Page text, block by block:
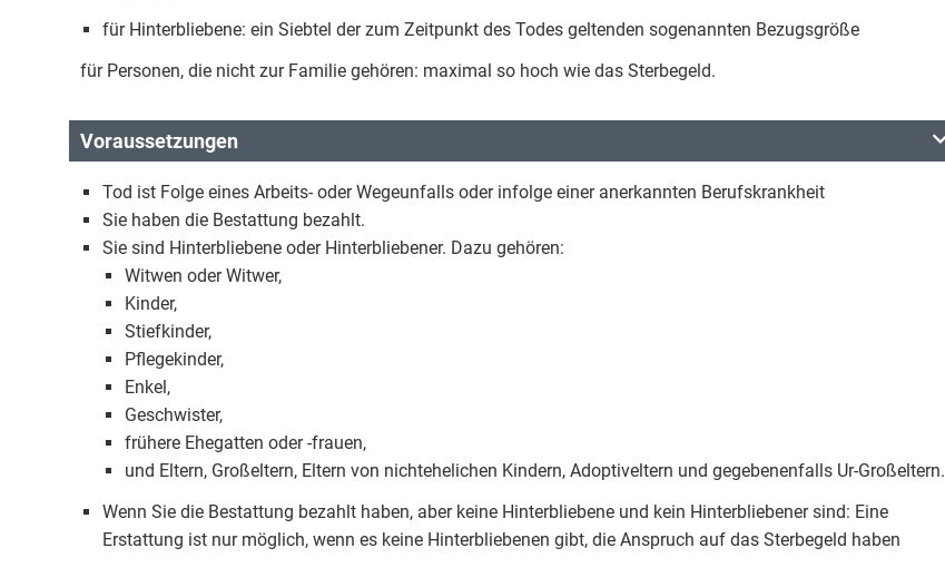
für Hinterbliebene: ein Siebtel der zum Zeitpunkt des Todes geltenden sogenannten Bezugsgröße
für Personen, die nicht zur Familie gehören: maximal so hoch wie das Sterbegeld.
Voraussetzungen
Tod ist Folge eines Arbeits- oder Wegeunfalls oder infolge einer anerkannten Berufskrankheit
Sie haben die Bestattung bezahlt.
Sie sind Hinterbliebene oder Hinterbliebener. Dazu gehören:
Witwen oder Witwer,
Kinder,
Stiefkinder,
Pflegekinder,
Enkel,
Geschwister,
frühere Ehegatten oder -frauen,
und Eltern, Großeltern, Eltern von nichtehelichen Kindern, Adoptiveltern und gegebenenfalls Ur-Großeltern.
Wenn Sie die Bestattung bezahlt haben, aber keine Hinterbliebene und kein Hinterbliebener sind: Eine
Erstattung ist nur möglich, wenn es keine Hinterbliebenen gibt, die Anspruch auf das Sterbegeld haben